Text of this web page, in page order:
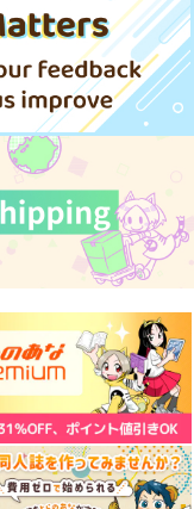
ジョジョシリーズ企
画：同人便箋[LS-019]
カンブリア紀,の。
944円 （税込）
空条承太郎
作品詳細
専売 787円 （税込）
ジョジョの奇妙な冒険
空条承太郎×花京院典明
サンプル
全部にポルがいるわけ
ない！